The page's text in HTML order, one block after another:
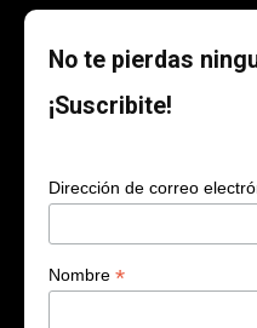
No te pierdas
¡Suscribite!
Dirección de correo
Nombre *